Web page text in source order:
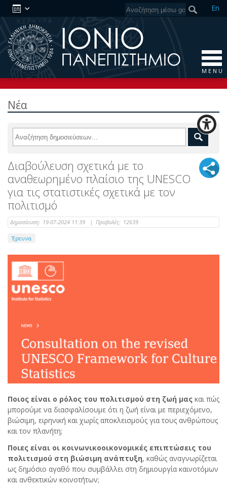
En
M E N U
Νέα
Διαβούλευση σχετικά με το
αναθεωρημένο πλαίσιο της UNESCO
για τις στατιστικές σχετικά με τον
πολιτισμό
Δημοσίευση: 19-07-2024 11:39 | Προβολές: 12639
Έρευνα
Ποιος είναι ο ρόλος του πολιτισμού στη ζωή μας και πώς
μπορούμε να διασφαλίσουμε ότι η ζωή είναι με περιεχόμενο,
βιώσιμη, ειρηνική και χωρίς αποκλεισμούς για τους ανθρώπους
και τον πλανήτη;
Ποιες είναι οι κοινωνικοοικονομικές επιπτώσεις του
πολιτισμού στη βιώσιμη ανάπτυξη, καθώς αναγνωρίζεται
ως δημόσιο αγαθό που συμβάλλει στη δημιουργία καινοτόμων
και ανθεκτικών κοινοτήτων;